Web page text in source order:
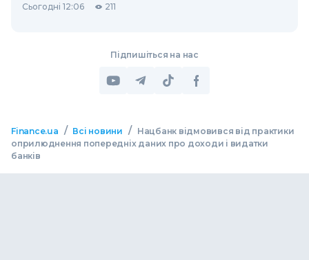
Сьогодні 12:06 211
Підпишіться на нас
Finance.ua / Всі новини /
Нацбанк відмовився від практики
оприлюднення попередніх даних про доходи і видатки
банків